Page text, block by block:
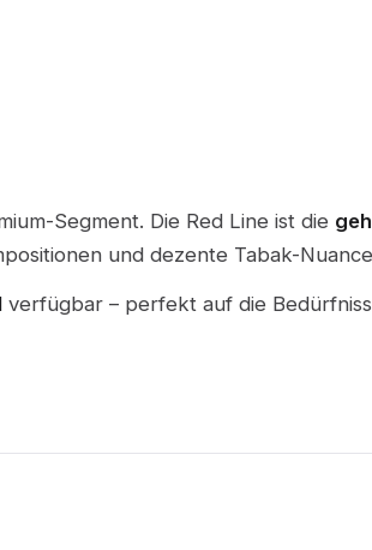
Segment. Die Red Line ist die
und dezente Tabak-
verfügbar – perfekt auf die